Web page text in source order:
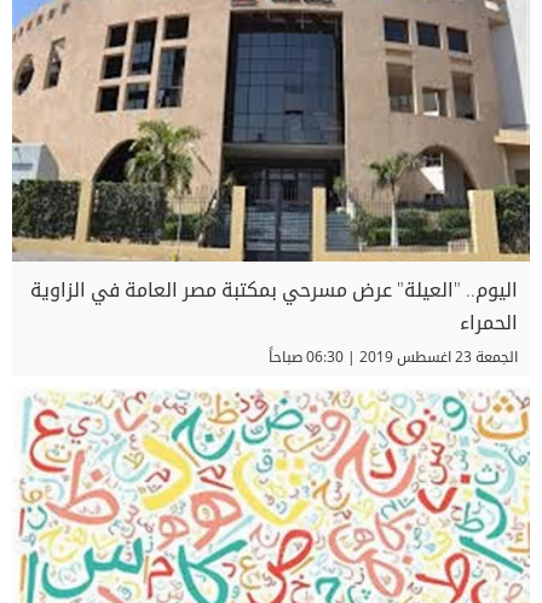
اليوم.. "العيلة" عرض مسرحي بمكتبة مصر العامة في الزاوية
الحمراء
الجمعة 23 اغسطس 2019 | 06:30 صباحاً